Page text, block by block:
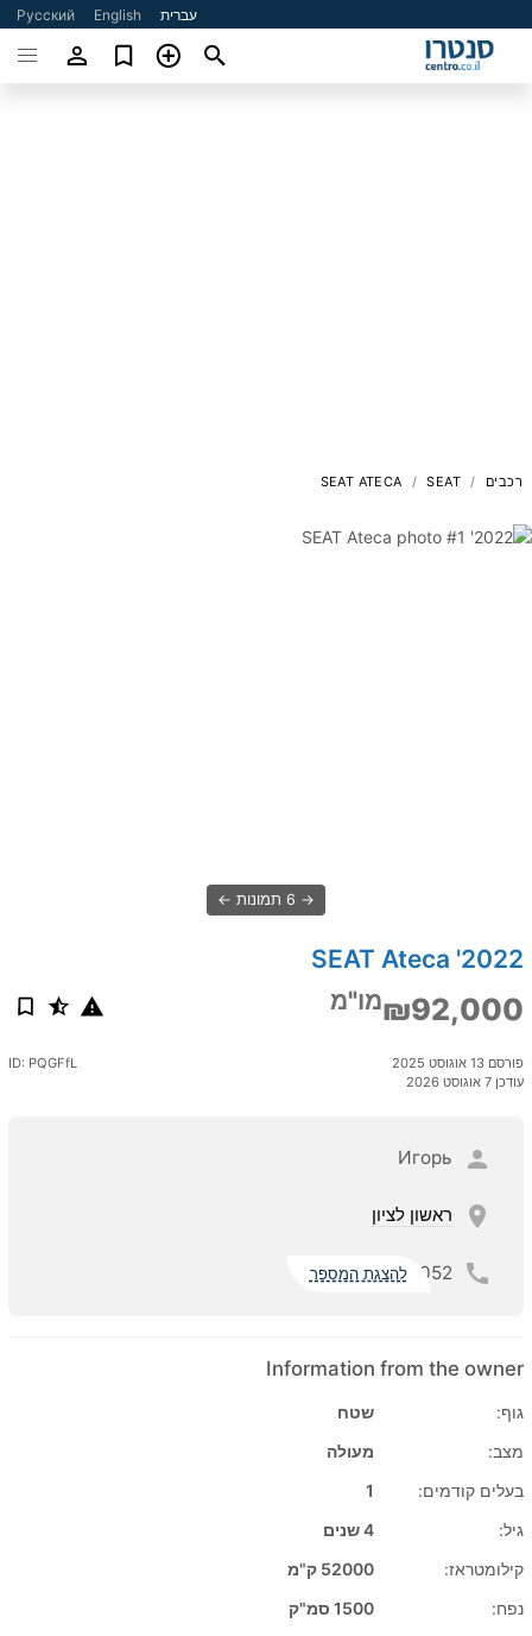
עברית English
Русский
רכבים SEAT
SEAT ATECA
6 תמונות
2022' SEAT Ateca
₪92,000מו"מ
פורסם 13 אוגוסט 2025
עודכן 7 אוגוסט 2026
ID: PQGFfL
Игорь
ראשון לציון
052 להצגת המספר
Information from the owner
גוף:
שטח
מצב:
מעולה
בעלים קודמים:
1
גיל:
4 שנים
קילומטראז:
52000 ק"מ
נפח:
1500 סמ"ק